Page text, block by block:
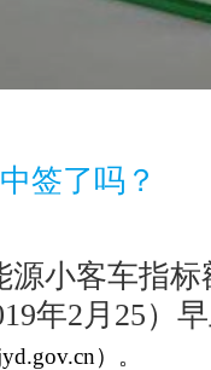
签了吗？
源小客车指
年2月25）
）。